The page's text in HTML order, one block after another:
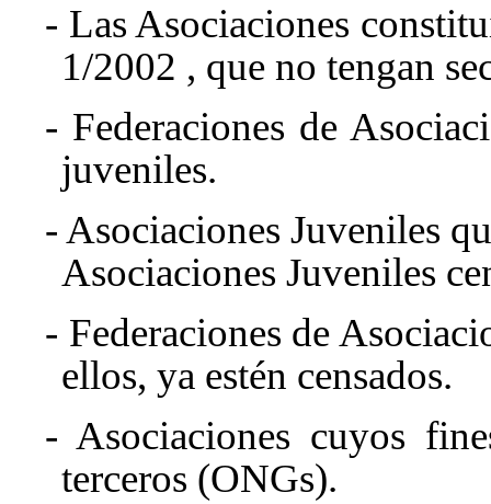
- Las Asociaciones
1/2002 , que no tengan
- Federaciones de
juveniles.
- Asociaciones Juveniles
Asociaciones Juveniles
- Federaciones de
ellos, ya estén censados.
- Asociaciones cuyos
terceros (ONGs).